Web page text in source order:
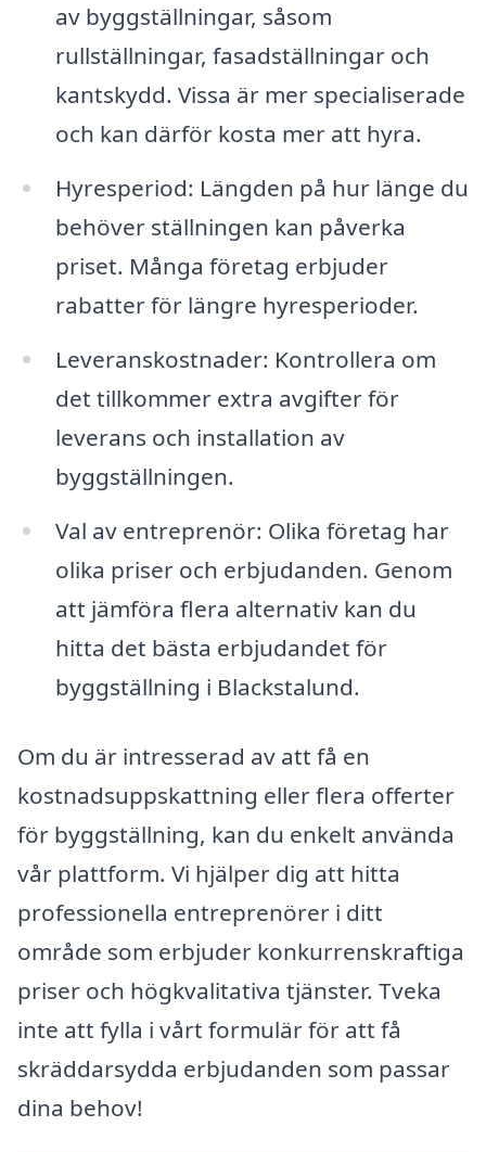
av byggställningar, såsom
rullställningar, fasadställningar och
kantskydd. Vissa är mer specialiserade
och kan därför kosta mer att hyra.
Hyresperiod: Längden på hur länge du
behöver ställningen kan påverka
priset. Många företag erbjuder
rabatter för längre hyresperioder.
Leveranskostnader: Kontrollera om
det tillkommer extra avgifter för
leverans och installation av
byggställningen.
Val av entreprenör: Olika företag har
olika priser och erbjudanden. Genom
att jämföra flera alternativ kan du
hitta det bästa erbjudandet för
byggställning i Blackstalund.
Om du är intresserad av att få en
kostnadsuppskattning eller flera offerter
för byggställning, kan du enkelt använda
vår plattform. Vi hjälper dig att hitta
professionella entreprenörer i ditt
område som erbjuder konkurrenskraftiga
priser och högkvalitativa tjänster. Tveka
inte att fylla i vårt formulär för att få
skräddarsydda erbjudanden som passar
dina behov!